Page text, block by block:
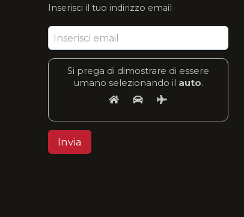
Inserisci il tuo indirizzo email
Si prega di dimostrare di essere
umano selezionando il auto.